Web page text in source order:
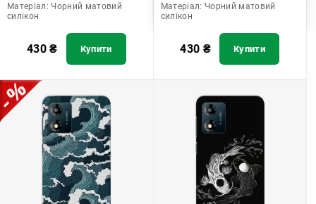
Матеріал: Чорний матовий
силікон
430₴ Купити
Матеріал: Чорний матовий
силікон
430 ₴ Купити